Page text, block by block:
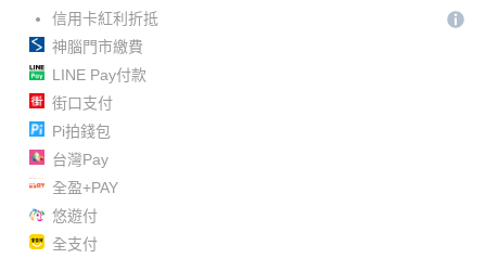
信用卡紅利折抵
神腦門市繳費
LINE Pay付款
街口支付
Pi拍錢包
台灣Pay
全盈+PAY
悠遊付
全支付